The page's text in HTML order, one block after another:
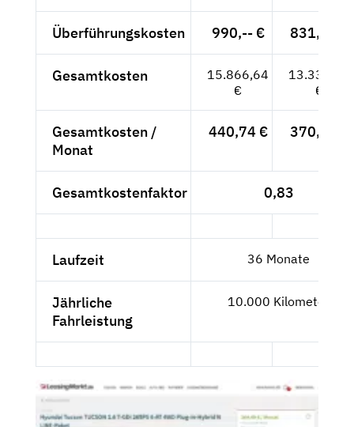
Überführungskosten 990,-- € 831,93 €
Gesamtkosten
15.866,64
€
13.333,31
€
Gesamtkosten /
Monat
440,74 € 370,37 €
Gesamtkostenfaktor 0,83
Laufzeit 36 Monate
Jährliche
Fahrleistung
10.000 Kilometer